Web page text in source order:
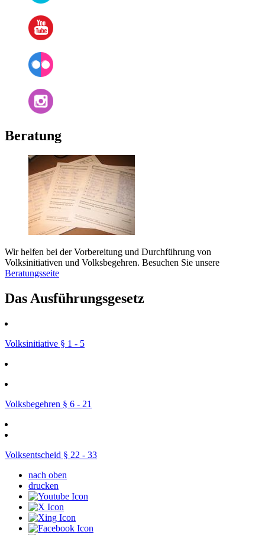
Beratung
Wir helfen bei der Vorbereitung und Durchführung von
Volksinitiativen und Volksbegehren. Besuchen Sie unsere
Beratungsseite
Das Ausführungsgesetz
Volksinitiative § 1 - 5
Volksbegehren § 6 - 21
Volksentscheid § 22 - 33
nach oben
drucken